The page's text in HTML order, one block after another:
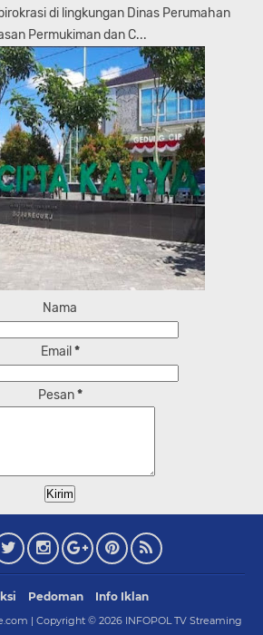
di lingkungan Dinas Perumahan
Permukiman dan C...
Nama
Email *
Pesan*
Pedoman Info Iklan
| Copyright © 2026 INFOPOL TV Streaming